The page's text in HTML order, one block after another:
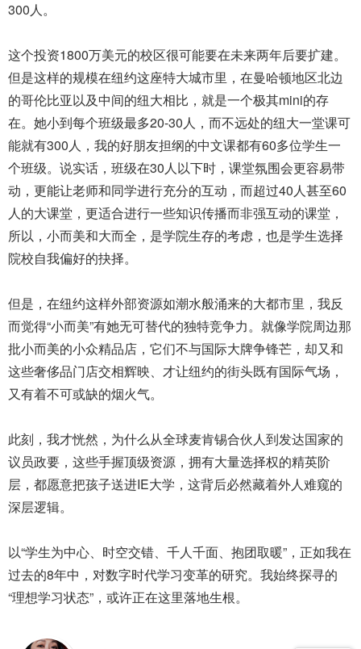
300人。
这个投资1800万美元的校区很可能要在未来两年后要扩建。
但是这样的规模在纽约这座特大城市里，在曼哈顿地区北边
的哥伦比亚以及中间的纽大相比，就是一个极其mini的存
在。她小到每个班级最多20-30人，而不远处的纽大一堂课可
能就有300人，我的好朋友担纲的中文课都有60多位学生一
个班级。说实话，班级在30人以下时，课堂氛围会更容易带
动，更能让老师和同学进行充分的互动，而超过40人甚至60
人的大课堂，更适合进行一些知识传播而非强互动的课堂，
所以，小而美和大而全，是学院生存的考虑，也是学生选择
院校自我偏好的抉择。
但是，在纽约这样外部资源如潮水般涌来的大都市里，我反
而觉得“小而美”有她无可替代的独特竞争力。就像学院周边那
批小而美的小众精品店，它们不与国际大牌争锋芒，却又和
这些奢侈品门店交相辉映、才让纽约的街头既有国际气场，
又有着不可或缺的烟火气。
此刻，我才恍然，为什么从全球麦肯锡合伙人到发达国家的
议员政要，这些手握顶级资源，拥有大量选择权的精英阶
层，都愿意把孩子送进IE大学，这背后必然藏着外人难窥的
深层逻辑。
以“学生为中心、时空交错、千人千面、抱团取暖”，正如我在
过去的8年中，对数字时代学习变革的研究。我始终探寻的
“理想学习状态”，或许正在这里落地生根。